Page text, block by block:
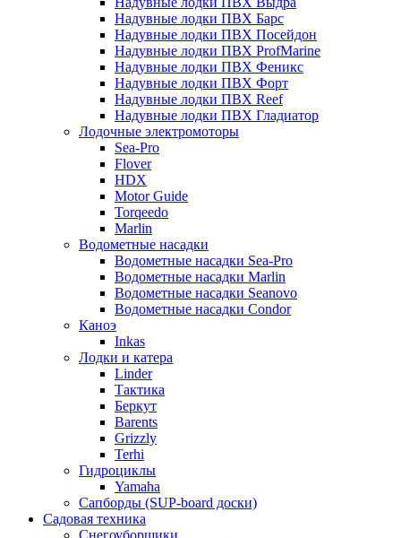
Надувные лодки ПВХ Барс
Надувные лодки ПВХ Посейдон
Надувные лодки ПВХ ProfMarine
Надувные лодки ПВХ Феникс
Надувные лодки ПВХ Форт
Надувные лодки ПВХ Reef
Надувные лодки ПВХ Гладиатор
Лодочные электромоторы
Sea-Pro
Flover
HDX
Motor Guide
Torqeedo
Marlin
Водометные насадки
Водометные насадки Sea-Pro
Водометные насадки Marlin
Водометные насадки Seanovo
Водометные насадки Condor
Каноэ
Inkas
Лодки и катера
Linder
Тактика
Беркут
Barents
Grizzly
Terhi
Гидроциклы
Yamaha
Сапборды (SUP-board доски)
Садовая техника
Снегоуборщики